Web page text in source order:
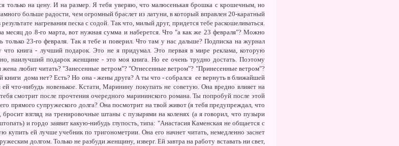
только на цену. И на размер. Я тебя уверяю, что малюсенькая брошка с крошечным, но
больше радости, чем огромный браслет из латуни, в который вправлен 20-каратный
нагревания песка с содой. Так что, милый друг, придется тебе раскошеливаться.
месяц до 8-го марта, вот нужная сумма и наберется. Что "а как же 23 февраля"? Можно
23-го февраля. Так я тебе и поверил. Что там у нас дальше? Подписка на журнал
книга - лучший подарок. Это не я придумал. Это первая в мире реклама, которую
наилучший подарок женщине - это моя книга. Но ее очень трудно достать. Поэтому
любит читать? "Занесенные ветром"? "Отнесенные ветром"? "Принесенные ветром"?
книги дома нет? Есть? Но она - жены друга? А ты что - собрался ее вернуть в ближайшей
ей что-нибудь новенькое. Кстати, Маринину покупать не советую. Она вредно влияет на
смотрит после прочтения очередного марининского романа. Ты попробуй после этой
прямого супружеского долга? Она посмотрит на твой живот (я тебя предупреждал, что
взгляд на тренировочные штаны с пузырями на коленях (а я говорил, что пузыри
и гордо заявит какую-нибудь глупость, типа: "Анастасия Каменская не общается с
купить ей лучше учебник по тригонометрии. Она его начнет читать, немедленно заснет
долгом. Только не разбуди женщину, изверг. Ей завтра на работу вставать ни свет,